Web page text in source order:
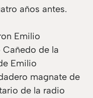
años antes.
Emilio
de la
Emilio
magnate de
de la radio